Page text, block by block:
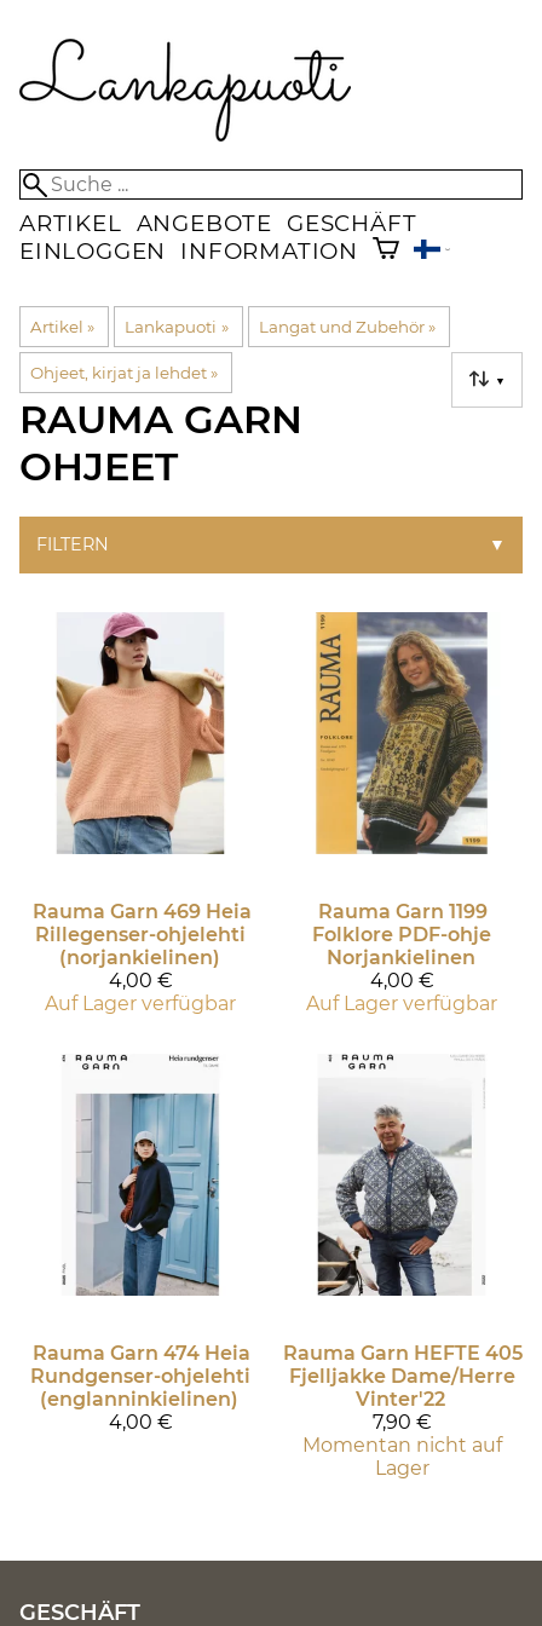
ARTIKEL ANGEBOTE
GESCHÄFT
EINLOGGEN
INFORMATION
Artikel ‪» Lankapuoti ‪» Langat und Zubehör ‪»
Ohjeet, kirjat ja lehdet‪» ▼
RAUMA GARN
OHJEET
FILTERN ▼
Rauma Garn 469 Heia
Rillegenser-ohjelehti
(norjankielinen)
4,00 €
Auf Lager verfügbar
Rauma Garn 1199
Folklore PDF-ohje
Norjankielinen
4,00 €
Auf Lager verfügbar
Rauma Garn 474 Heia
Rundgenser-ohjelehti
(englanninkielinen)
4,00 €
Rauma Garn HEFTE 405
Fjelljakke Dame/Herre
Vinter'22
7,90 €
Momentan nicht auf
Lager
GESCHÄFT